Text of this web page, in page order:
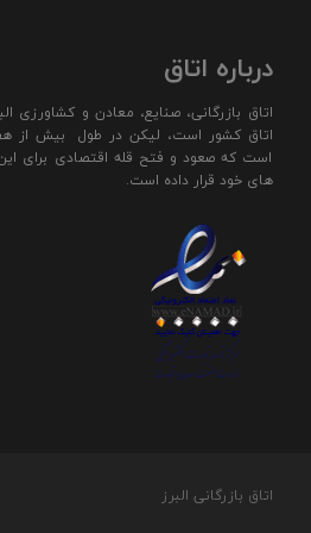
درباره اتاق
اتاق بازرگانی، صنایع، معادن و کشاورزی
اتاق کشور است، لیکن در طول بیش از
است که صعود و فتح قله اقتصادی برای
های خود قرار داده است.
اتاق بازرگانی البرز